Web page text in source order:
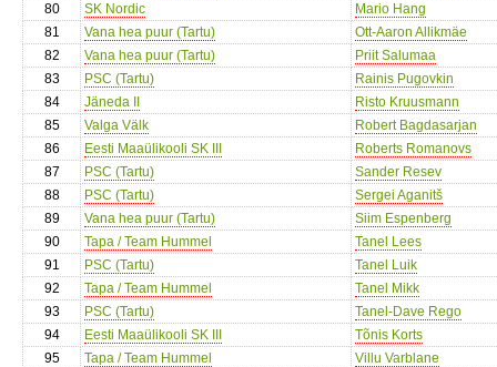
80
SK Nordic
Mario Hang
81
Vana hea puur (Tartu)
Ott-Aaron Allikmäe
82
Vana hea puur (Tartu)
Priit Salumaa
83
PSC (Tartu)
Rainis Pugovkin
84
Jäneda II
Risto Kruusmann
85
Valga Välk
Robert Bagdasarjan
86
Eesti Maaülikooli SK III
Roberts Romanovs
87
PSC (Tartu)
Sander Resev
88
PSC (Tartu)
Sergei Aganitš
89
Vana hea puur (Tartu)
Siim Espenberg
90
Tapa / Team Hummel
Tanel Lees
91
PSC (Tartu)
Tanel Luik
92
Tapa / Team Hummel
Tanel Mikk
93
PSC (Tartu)
Tanel-Dave Rego
94
Eesti Maaülikooli SK III
Tõnis Korts
95
Tapa / Team Hummel
Villu Varblane